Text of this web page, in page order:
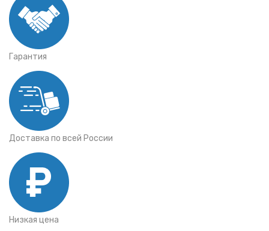
Гарантия
Доставка по всей России
Низкая цена